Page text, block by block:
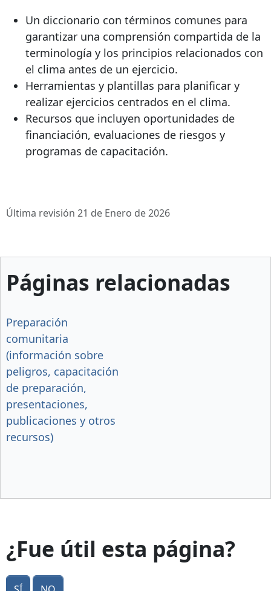
Un diccionario con términos comunes para
garantizar una comprensión compartida de la
terminología y los principios relacionados con
el clima antes de un ejercicio.
Herramientas y plantillas para planificar y
realizar ejercicios centrados en el clima.
Recursos que incluyen oportunidades de
financiación, evaluaciones de riesgos y
programas de capacitación.
Última revisión 21 de Enero de 2026
Páginas relacionadas
Preparación
comunitaria
(información sobre
peligros, capacitación
de preparación,
presentaciones,
publicaciones y otros
recursos)
¿Fue útil esta página?
Sí No